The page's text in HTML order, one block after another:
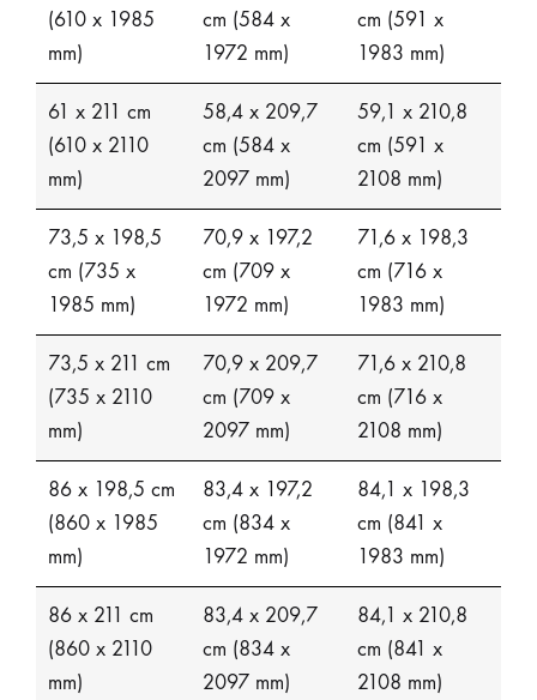
(610 x 1985
mm)
cm (584 x
1972 mm)
cm (591 x
1983 mm)
61 x 211 cm
(610 x 2110
mm)
58,4 x 209,7
cm (584 x
2097 mm)
59,1 x 210,8
cm (591 x
2108 mm)
73,5 x 198,5
cm (735 x
1985 mm)
70,9 x 197,2
cm (709 x
1972 mm)
71,6 x 198,3
cm (716 x
1983 mm)
73,5 x 211 cm
(735 x 2110
mm)
70,9 x 209,7
cm (709 x
2097 mm)
71,6 x 210,8
cm (716 x
2108 mm)
86 x 198,5 cm
(860 x 1985
mm)
83,4 x 197,2
cm (834 x
1972 mm)
84,1 x 198,3
cm (841 x
1983 mm)
86 x 211 cm
(860 x 2110
mm)
83,4 x 209,7
cm (834 x
2097 mm)
84,1 x 210,8
cm (841 x
2108 mm)